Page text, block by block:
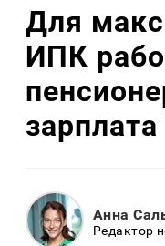
Для
ИПК
Анна
Редактор